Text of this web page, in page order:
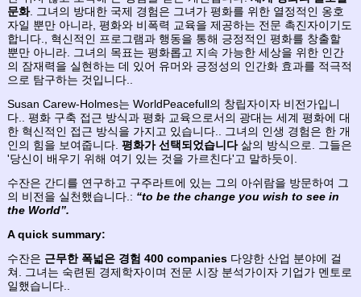
문화. 그녀의 방대한 국제 경험은 그녀가 평화를 위한 열정적인 옹호
자일 뿐만 아니라, 평화와 비폭력 교육을 제공하는 전문 촉진자이기도
합니다., 혁신적인 프로그램과 행동을 통해 긍정적인 평화를 창출할
뿐만 아니라. 그녀의 목표는 평화롭고 지속 가능한 세상을 위한 인간
의 잠재력을 실현하는 데 있어 유머와 긍정성의 인간화 효과를 적극적
으로 탐구하는 것입니다..
Susan Carew-Holmes는 WorldPeacefull의 창립자이자 비전가입니
다.. 평화 구축 접근 방식과 평화 교육으로서의 광대는 세계 평화에 대
한 혁신적인 접근 방식을 가지고 있습니다.. 그녀의 인생 경험은 한 개
인의 힘을 보여줍니다.평화가 선택되었습니다삶의 방식으로. 그들은
'당신이 배우기 위해 여기 있는 것을 가르친다'고 말하듯이.
수잔은 간디를 연구하고 구주라트에 있는 그의 아쉬람을 방문하여 그
의 비전을 실천했습니다.: “to be the change you wish to see in
the World”.
A quick summary:
수잔은 근무한 폭넓은 경험 400 companies 다양한 산업 분야에 걸
쳐. 그녀는 숙련된 경제학자이며 전문 시장 분석가이자 기업가 멘토로
일했습니다..